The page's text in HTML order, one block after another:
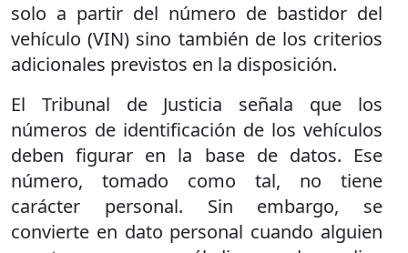
solo a partir del número de bastidor del
vehículo (VIN) sino también de los criterios
adicionales previstos en la disposición.
El Tribunal de Justicia señala que los
números de identificación de los vehículos
deben figurar en la base de datos. Ese
número, tomado como tal, no tiene
carácter personal. Sin embargo, se
convierte en dato personal cuando alguien